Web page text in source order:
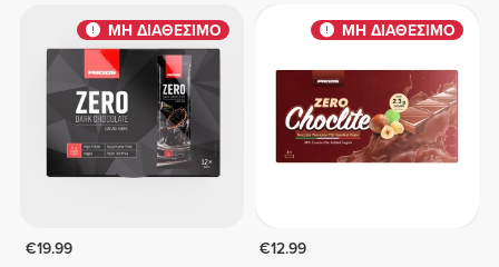
ΜΗ ΔΙΑΘΕΣΙΜΟ
€19.99
ΜΗ ΔΙΑΘΕΣΙΜΟ
€12.99